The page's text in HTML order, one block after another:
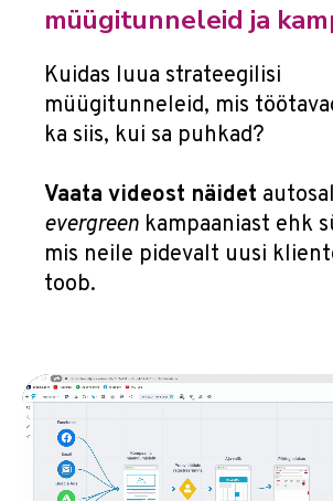
müügitunneleid ja
Kuidas luua strateegilisi
müügitunneleid, mis
ka siis, kui sa puhkad?
Vaata videost näidet
evergreen kampaaniast ehk
mis neile pidevalt uusi
toob.